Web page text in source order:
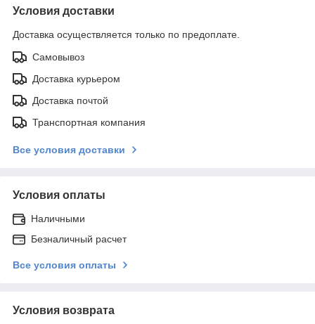
Условия доставки
Доставка осуществляется только по предоплате.
Самовывоз
Доставка курьером
Доставка почтой
Транспортная компания
Все условия доставки
Условия оплаты
Наличными
Безналичный расчет
Все условия оплаты
Условия возврата